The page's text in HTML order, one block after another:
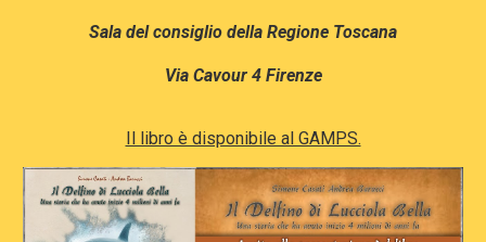
Sala del consiglio della Regione Toscana
Via Cavour 4 Firenze
Il libro è disponibile al GAMPS.